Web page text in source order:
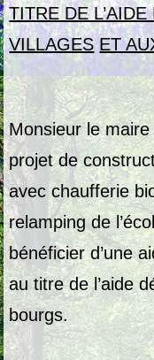
TITRE DE
VILLAGES ET
Monsieur le maire
projet de
avec chaufferie
relamping de
bénéficier d’une
au titre de l’aide
bourgs.